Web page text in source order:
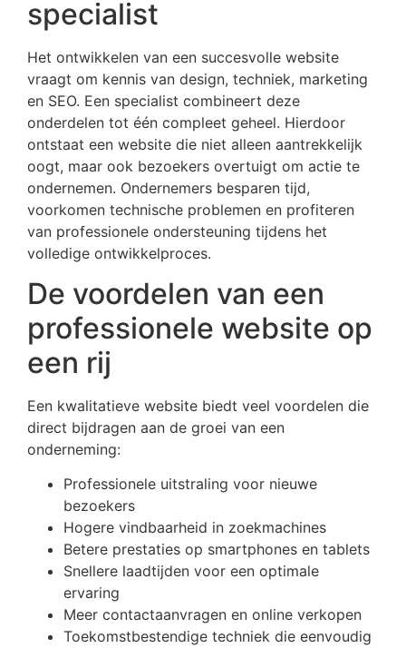
specialist
Het ontwikkelen van een succesvolle website
vraagt om kennis van design, techniek, marketing
en SEO. Een specialist combineert deze
onderdelen tot één compleet geheel. Hierdoor
ontstaat een website die niet alleen aantrekkelijk
oogt, maar ook bezoekers overtuigt om actie te
ondernemen. Ondernemers besparen tijd,
voorkomen technische problemen en profiteren
van professionele ondersteuning tijdens het
volledige ontwikkelproces.
De voordelen van een
professionele website op
een rij
Een kwalitatieve website biedt veel voordelen die
direct bijdragen aan de groei van een
onderneming:
Professionele uitstraling voor nieuwe
bezoekers
Hogere vindbaarheid in zoekmachines
Betere prestaties op smartphones en tablets
Snellere laadtijden voor een optimale
ervaring
Meer contactaanvragen en online verkopen
Toekomstbestendige techniek die eenvoudig